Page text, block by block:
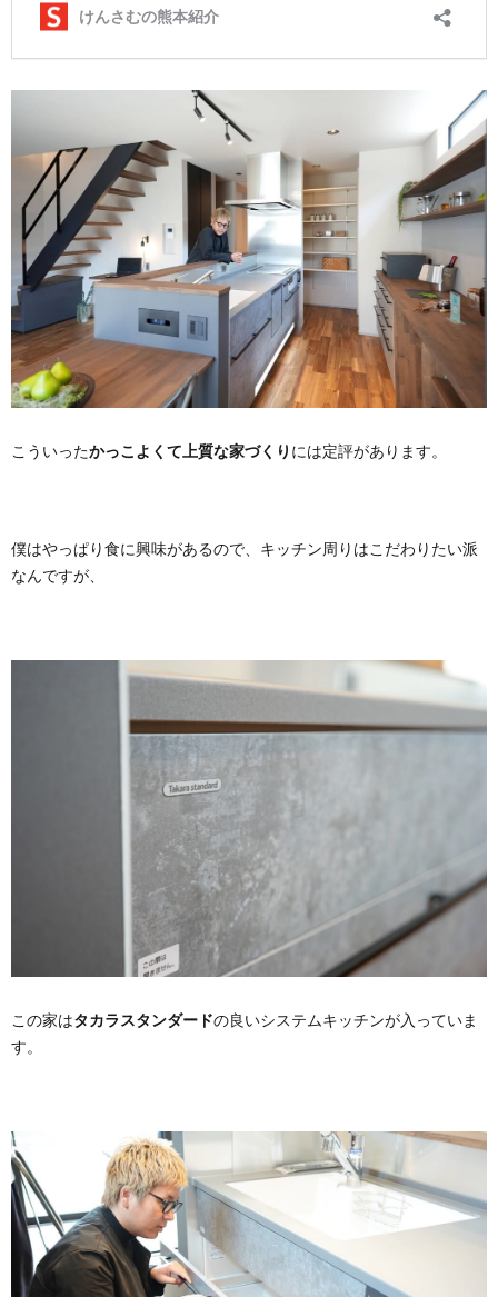
こういったかっこよくて上質な家づくり には定評があります。
僕はやっぱり食に興味があるので、キッチン周りはこだわりたい派
なんですが、
この家はタカラスタンダードの良いシステムキッチンが入っていま
す。